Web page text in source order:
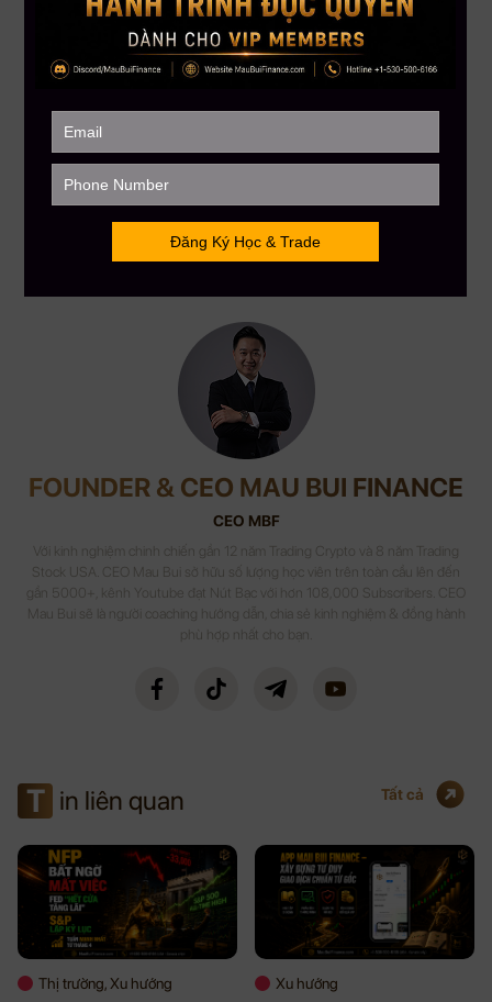
trong đời sống thường nhật. Nhà đầu tư cần nhìn xa hơn con
số, đánh giá bối cảnh và rủi ro dự án, thay vì chạy theo “tâm lý
mùa vụ” hay tên tuổi lớn.
——————–
MAU BUI FINANCE – Với sứ mệnh giúp hàng triệu người Việt
toàn cầu hiểu biết hơn về đầu tư tài chánh
Hotline: 866.212.3389
MauBuiFinance.com
Tham gia Discord VIP Group:
FOUNDER & CEO MAU BUI FINANCE
CEO MBF
Với kinh nghiệm chinh chiến gần 12 năm Trading Crypto và 8 năm Trading
Stock USA. CEO Mau Bui sở hữu số lượng học viên trên toàn cầu lên đến
gần 5000+, kênh Youtube đạt Nút Bạc với hơn 108,000 Subscribers. CEO
Mau Bui sẽ là người coaching hướng dẫn, chia sẻ kinh nghiệm & đồng hành
phù hợp nhất cho bạn.
T in liên quan Tất cả
Thị trường, Xu hướng Xu hướng